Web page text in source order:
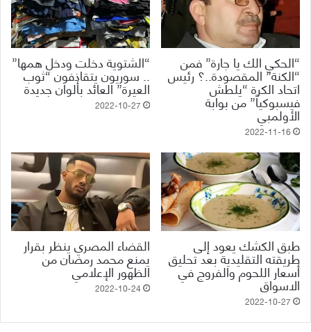
“الحكي الك يا جارة” فمن
“الكنة” المقصودة..؟ رئيس
اتحاد الكرة “يلطش
فيسبوكياً” من بوابة
الأولمبي
2022-11-16
“الشتوية دخلت ودخل همها”
.. سوريون يتقاذفون “ثوب
العيرة” العائد بألوان جديدة
2022-10-27
طبق الكشك يعود إلى
طريقته التقليدية بعد تحليق
أسعار اللحوم والفروج في
الاسواق
2022-10-27
القضاء المصري ينظر بقرار
يمنع محمد رمضان من
الظهور الإعلامي
2022-10-24